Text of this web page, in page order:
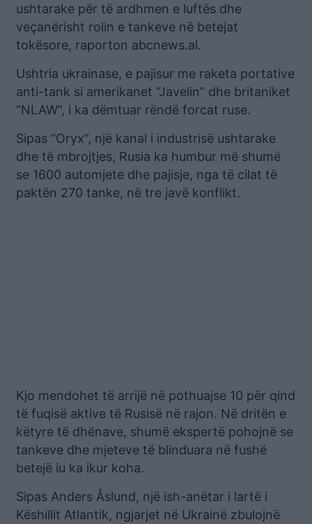
ushtarake për të ardhmen e luftës dhe
veçanërisht rolin e tankeve në betejat
tokësore, raporton abcnews.al.
Ushtria ukrainase, e pajisur me raketa portative
anti-tank si amerikanet “Javelin” dhe britaniket
“NLAW”, i ka dëmtuar rëndë forcat ruse.
Sipas “Oryx”, një kanal i industrisë ushtarake
dhe të mbrojtjes, Rusia ka humbur më shumë
se 1600 automjete dhe pajisje, nga të cilat të
paktën 270 tanke, në tre javë konflikt.
Kjo mendohet të arrijë në pothuajse 10 për qind
të fuqisë aktive të Rusisë në rajon. Në dritën e
këtyre të dhënave, shumë ekspertë pohojnë se
tankeve dhe mjeteve të blinduara në fushë
betejë iu ka ikur koha.
Sipas Anders Åslund, një ish-anëtar i lartë i
Këshillit Atlantik, ngjarjet në Ukrainë zbulojnë